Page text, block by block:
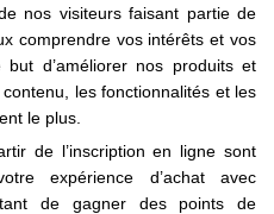
nos visiteurs faisant partie de
comprendre vos intérêts et vos
d’améliorer nos produits et
les fonctionnalités et les
le plus.
de l’inscription en ligne sont
expérience d’achat avec
de gagner des points de